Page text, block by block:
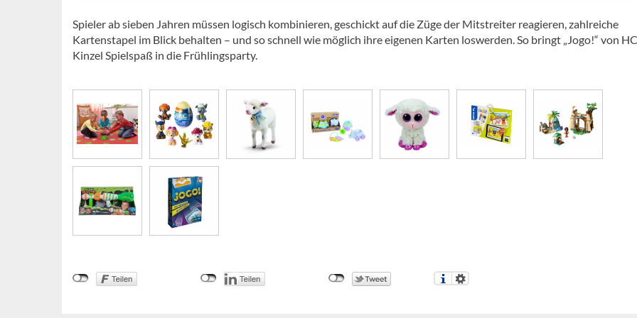
Spieler ab sieben Jahren müssen logisch kombinieren, geschickt auf die Züge der Mitstreiter reagieren, zahlreiche
Kartenstapel im Blick behalten – und so schnell wie möglich ihre eigenen Karten loswerden. So bringt „Jogo!“ von
Kinzel Spielspaß in die Frühlingsparty.